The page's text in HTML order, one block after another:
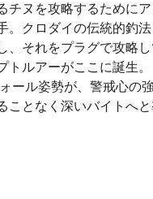
チヌを攻略するために
。クロダイの伝統的釣
、それをプラグで攻略
トルアーがここに誕生。
ール姿勢が、警戒心の
ことなく深いバイトへ